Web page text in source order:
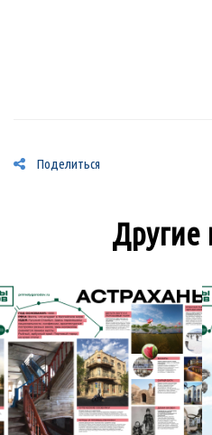
Поделиться
Другие